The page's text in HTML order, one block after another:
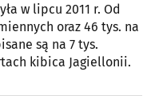
w lipcu 2011 r. Od
oraz 46 tys. na
są na 7 tys.
kibica Jagiellonii.